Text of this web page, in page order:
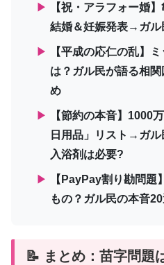
▶
【祝・アラフォー婚
結婚＆妊娠発表→ガル
▶
【平成の応仁の乱】
は？ガル民が語る相
め
▶
【節約の本音】1000
日用品」リスト→ガル
入浴剤は必要?
▶
【PayPay割り勘問題
もの？ガル民の本音
📝 まとめ：苗字問題